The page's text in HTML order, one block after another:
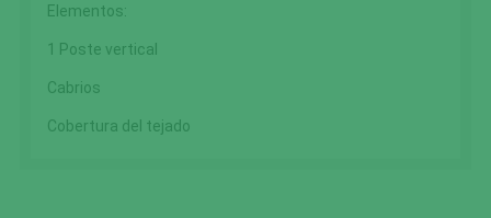
Elementos:
1 Poste vertical
Cabrios
Cobertura del tejado